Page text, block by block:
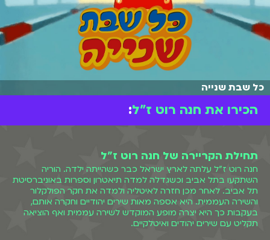
כל שבת שנייה
הכירו את חנה רוט ז"ל:
תחילת הקריירה של חנה רוט ז"ל
חנה רוט ז"ל עלתה לארץ ישראל כבר כשהייתה ילדה. הוריה
השתקעו בתל אביב וכשגדלה למדה תיאטרון וספרות באוניברסיטת
תל אביב. לאחר מכן חזרה לאיטליה ולמדה את חקר הפולקלור
והשירה העממית. היא אספה מאות שירים יהודיים וחקרה אותם,
בעקבות כך היא יצרה מופע המוקדש לשירה עממית ואף הוציאה
תקליט עם שירים יהודים ואיטלקיים.